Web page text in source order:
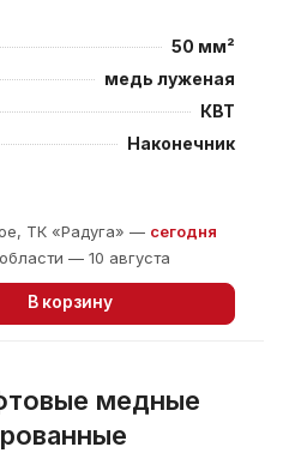
50 мм²
медь луженая
КВТ
Наконечник
ТК «Радуга» — сегодня
— 10 августа
В корзину
медные